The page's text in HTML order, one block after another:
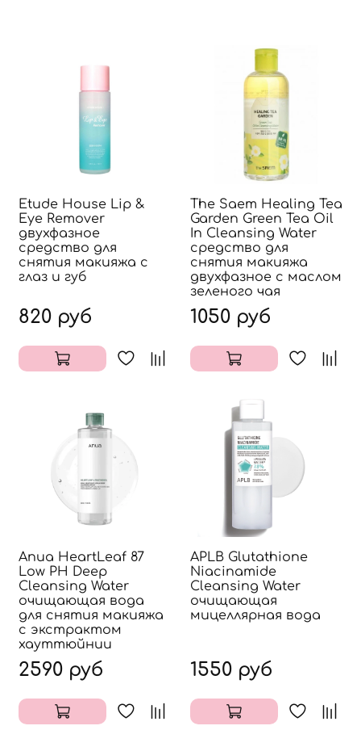
Etude House Lip &
Eye Remover
двухфазное
средство для
снятия макияжа с
глаз и губ
820 руб
The Saem Healing Tea
Garden Green Tea Oil
In Cleansing Water
средство для
снятия макияжа
двухфазное с маслом
зеленого чая
1050 руб
Anua HeartLeaf 87
Low PH Deep
Cleansing Water
очищающая вода
для снятия макияжа
с экстрактом
хауттюйнии
2590 руб
APLB Glutathione
Niacinamide
Cleansing Water
очищающая
мицеллярная вода
1550 руб